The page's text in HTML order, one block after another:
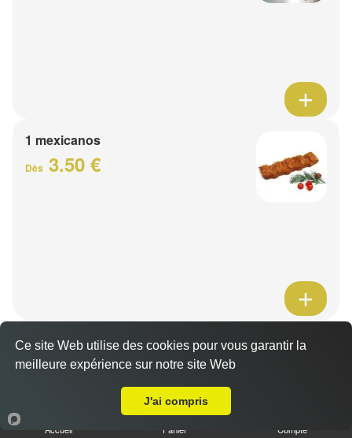
1 mexicanos
Dès 3.50 €
Barquette de viande
Dès7.50 €
1 viande au choix
Accueil Panier Compte
Ce site Web utilise des cookies pour vous garantir la
meilleure expérience sur notre site Web
J'ai compris